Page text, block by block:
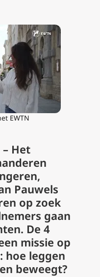
EWTN
– Het
Pauwels
op zoek
gaan
De 4
missie op
hoe leggen
beweegt?